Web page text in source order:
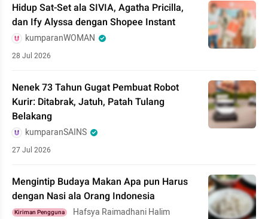
Hidup Sat-Set ala SIVIA, Agatha Pricilla,
dan Ify Alyssa dengan Shopee Instant
kumparanWOMAN
28 Jul 2026
Nenek 73 Tahun Gugat Pembuat Robot
Kurir: Ditabrak, Jatuh, Patah Tulang
Belakang
kumparanSAINS
27 Jul 2026
Mengintip Budaya Makan Apa pun Harus
dengan Nasi ala Orang Indonesia
Kiriman Pengguna Hafsya Raimadhani Halim